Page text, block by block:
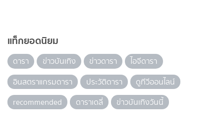
แท็กยอดนิยม
ดารา ข่าวบันเทิง ข่าวดารา
ไอจีดารา
อินสตราแกรมดารา
ประวัติดารา
ดูทีวีออนไลน์
recommended
ดาราเดลี่ ข่าวบันเทิงวันนี้